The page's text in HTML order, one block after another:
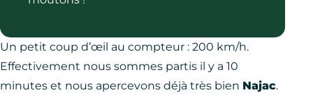
Un petit coup d’œil au compteur : 200 km/h.
Effectivement nous sommes partis il y a 10
minutes et nous apercevons déjà très bien Najac.